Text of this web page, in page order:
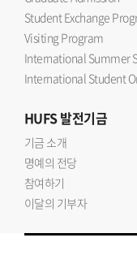
Student Exchange
Visiting Program
International Summer
International Student
HUFS발전기금
기금 소개
명예의 전당
참여하기
이달의 기부자